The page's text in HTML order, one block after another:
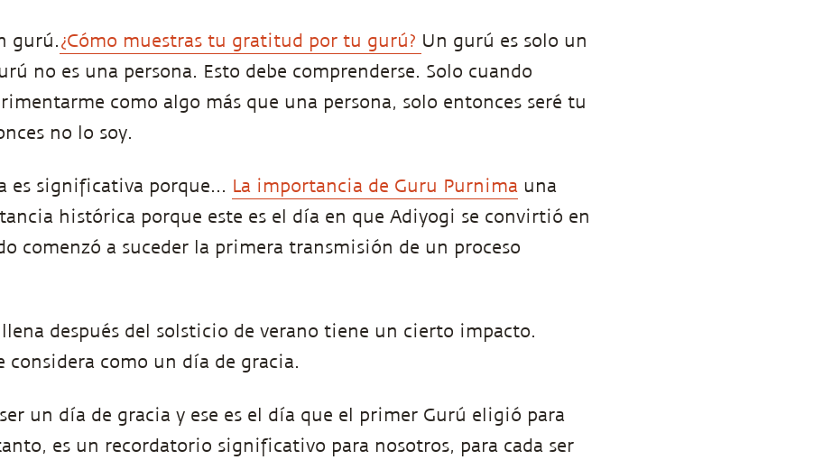
gurú.¿Cómo muestras tu gratitud por tu gurú? Un gurú es solo un
no es una persona. Esto debe comprenderse. Solo cuando
como algo más que una persona, solo entonces seré tu
no lo soy.
es significativa porque... La importancia de Guru Purnima una
histórica porque este es el día en que Adiyogi se convirtió en
comenzó a suceder la primera transmisión de un proceso
después del solsticio de verano tiene un cierto impacto.
considera como un día de gracia.
un día de gracia y ese es el día que el primer Gurú eligió para
es un recordatorio significativo para nosotros, para cada ser